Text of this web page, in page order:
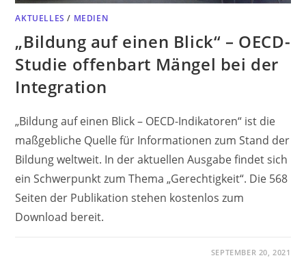
AKTUELLES / MEDIEN
„Bildung auf einen Blick“ – OECD-
Studie offenbart Mängel bei der
Integration
„Bildung auf einen Blick – OECD-Indikatoren“ ist die
maßgebliche Quelle für Informationen zum Stand der
Bildung weltweit. In der aktuellen Ausgabe findet sich
ein Schwerpunkt zum Thema „Gerechtigkeit“. Die 568
Seiten der Publikation stehen kostenlos zum
Download bereit.
SEPTEMBER 20, 2021